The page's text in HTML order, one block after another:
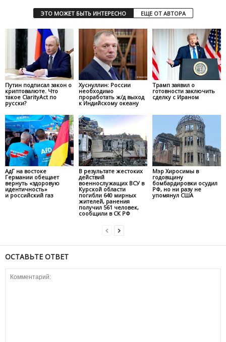
ЭТО МОЖЕТ БЫТЬ ИНТЕРЕСНО ЕЩЕ ОТ АВТОРА
Путин подписал закон о
криптовалюте. Что
такое ClarityAct по
русски?
Хуснуллин: России
необходимо
проработать ж/д выход
к Индийскому океану
Трамп заявил о
готовности заключить
сделку с Ираном
АдГ на востоке
Германии обещает
вернуть «здоровую
идентичность»
и российский газ
В результате жестоких
действий
военнослужащих ВСУ в
Курской области
погибли 640 мирных
жителей, ранения
получил 561 человек,
сообщили в СК РФ
Мэр Хиросимы в
годовщину
бомбардировки осудил
РФ, но ни разу не
упомянул США
ОСТАВЬТЕ ОТВЕТ